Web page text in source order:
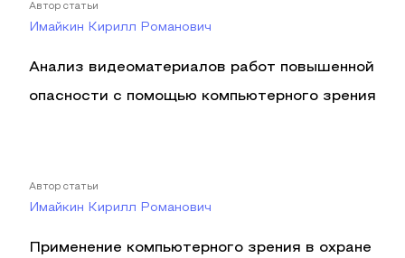
Автор статьи
Имайкин Кирилл Романович
Анализ видеоматериалов работ повышенной
опасности с помощью компьютерного зрения
Автор статьи
Имайкин Кирилл Романович
Применение компьютерного зрения в охране